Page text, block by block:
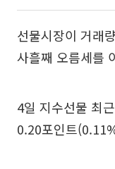
선물시장이 거래
사흘째 오름세를
4일 지수선물 최
0.20포인트